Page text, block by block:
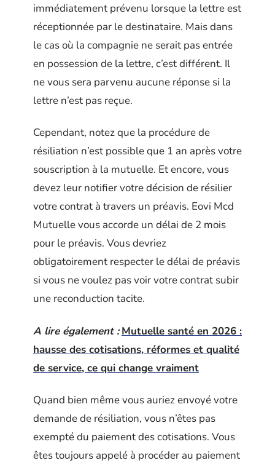
immédiatement prévenu lorsque la lettre est
réceptionnée par le destinataire. Mais dans
le cas où la compagnie ne serait pas entrée
en possession de la lettre, c’est différent. Il
ne vous sera parvenu aucune réponse si la
lettre n’est pas reçue.
Cependant, notez que la procédure de
résiliation n’est possible que 1 an après votre
souscription à la mutuelle. Et encore, vous
devez leur notifier votre décision de résilier
votre contrat à travers un préavis. Eovi Mcd
Mutuelle vous accorde un délai de 2 mois
pour le préavis. Vous devriez
obligatoirement respecter le délai de préavis
si vous ne voulez pas voir votre contrat subir
une reconduction tacite.
A lire également : Mutuelle santé en 2026 :
hausse des cotisations, réformes et qualité
de service, ce qui change vraiment
Quand bien même vous auriez envoyé votre
demande de résiliation, vous n’êtes pas
exempté du paiement des cotisations. Vous
êtes toujours appelé à procéder au paiement